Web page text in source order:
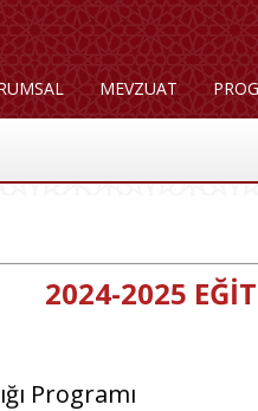
MEVZUAT
2024-2025
Programı